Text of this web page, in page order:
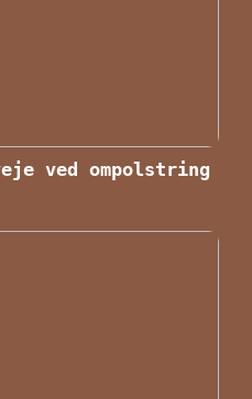
ved ompolstring